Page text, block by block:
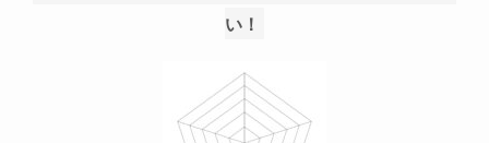
い！